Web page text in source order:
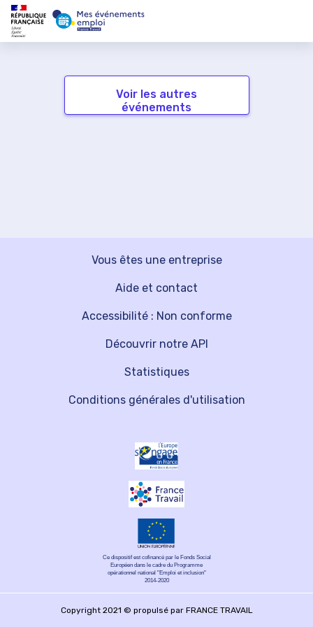
Voir les autres
événements
Vous êtes une entreprise
Découvrir notre API
Aide et contact
Statistiques
Accessibilité : Non conforme
Conditions générales d'utilisation
Ce dispositif est cofinancé par le Fonds Social
Européen dans le cadre du Programme
opérationnel national "Emploi et inclusion"
2014-2020
Copyright 2021 © propulsé par FRANCE TRAVAIL